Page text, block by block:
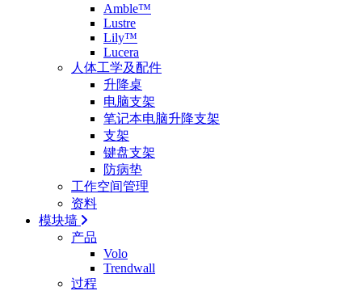
Amble™
Lustre
Lily™
Lucera
人体工学及配件
升降桌
电脑支架
笔记本电脑升降支架
支架
键盘支架
防病垫
工作空间管理
资料
模块墙
产品
Volo
Trendwall
过程